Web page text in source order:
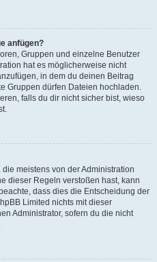
anfügen?
Gruppen und einzelne Benutzer
hat es möglicherweise nicht
in dem du deinen Beitrag
Gruppen dürfen Dateien hochladen.
falls du dir nicht sicher bist, wieso
meistens von der Administration
dieser Regeln verstoßen hast, kann
dass dies die Entscheidung der
Limited nichts mit dieser
Administrator, sofern du die nicht